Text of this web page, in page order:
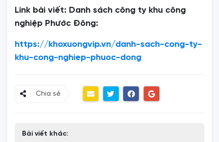
Link bài viết: Danh sách công ty khu công
nghiệp Phước Đông:
https://khoxuongvip.vn/danh-sach-cong-ty-
khu-cong-nghiep-phuoc-dong
Chia sẻ
Bài viết khác: